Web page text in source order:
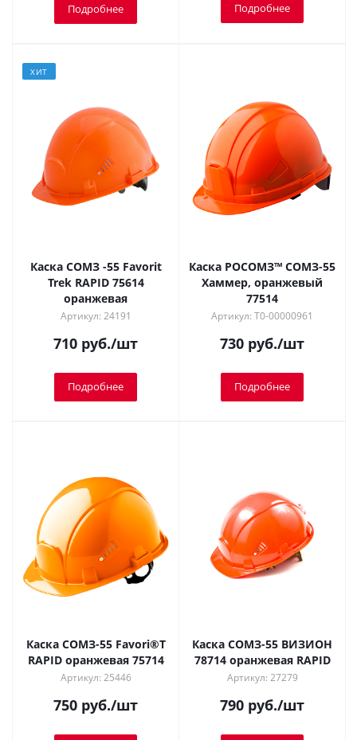
Подробнее Подробнее
ХИТ
Каска СОМЗ -55 Favorit
Trek RAPID 75614
оранжевая
Артикул: 24191
710 руб./шт
Подробнее
Каска РОСОМЗ™ СОМЗ-55
Хаммер, оранжевый
77514
Артикул: Т0-00000961
730 руб./шт
Подробнее
Каска СОМЗ-55 Favori®T
RAPID оранжевая 75714
Артикул: 25446
750 руб./шт
Каска СОМЗ-55 ВИЗИОН
78714 оранжевая RAPID
Артикул: 27279
790 руб./шт